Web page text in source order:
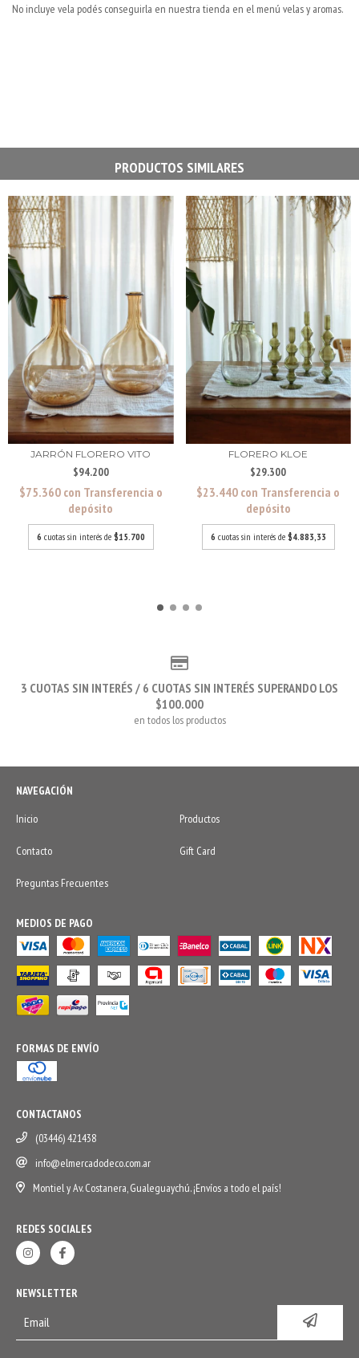
No incluye vela podés conseguirla en nuestra tienda en el menú velas y aromas.
PRODUCTOS SIMILARES
JARRÓN FLORERO VITO
$94.200
$75.360 con Transferencia o
depósito
6 cuotas sin interés de $15.700
FLORERO KLOE
$29.300
$23.440 con Transferencia o
depósito
6 cuotas sin interés de $4.883,33
3 CUOTAS SIN INTERÉS / 6 CUOTAS SIN INTERÉS SUPERANDO LOS
$100.000
en todos los productos
NAVEGACIÓN
Inicio
Productos
Contacto Gift Card
Preguntas Frecuentes
MEDIOS DE PAGO
FORMAS DE ENVÍO
CONTACTANOS
(03446) 421438
info@elmercadodeco.com.ar
Montiel y Av. Costanera, Gualeguaychú. ¡Envíos a todo el país!
REDES SOCIALES
NEWSLETTER